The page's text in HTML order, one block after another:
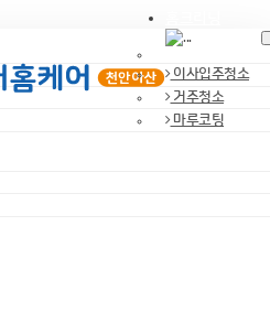
이사입주청소
거주청소
마루코팅